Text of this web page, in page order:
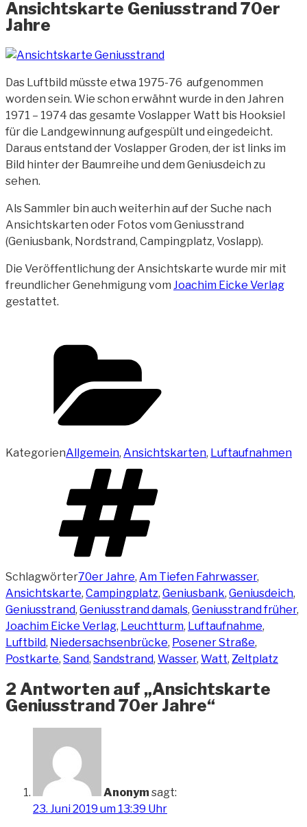
Ansichtskarte Geniusstrand 70er
Jahre
Das Luftbild müsste etwa 1975-76 aufgenommen
worden sein. Wie schon erwähnt wurde in den Jahren
1971 – 1974 das gesamte Voslapper Watt bis Hooksiel
für die Landgewinnung aufgespült und eingedeicht.
Daraus entstand der Voslapper Groden, der ist links im
Bild hinter der Baumreihe und dem Geniusdeich zu
sehen.
Als Sammler bin auch weiterhin auf der Suche nach
Ansichtskarten oder Fotos vom Geniusstrand
(Geniusbank, Nordstrand, Campingplatz, Voslapp).
Die Veröffentlichung der Ansichtskarte wurde mir mit
freundlicher Genehmigung vom Joachim Eicke Verlag
gestattet.
KategorienAllgemein, Ansichtskarten, Luftaufnahmen
Schlagwörter70er Jahre, Am Tiefen Fahrwasser,
Ansichtskarte, Campingplatz, Geniusbank, Geniusdeich,
Geniusstrand, Geniusstrand damals, Geniusstrand früher,
Joachim Eicke Verlag, Leuchtturm, Luftaufnahme,
Luftbild, Niedersachsenbrücke, Posener Straße,
Postkarte, Sand, Sandstrand, Wasser, Watt, Zeltplatz
2 Antworten auf „Ansichtskarte
Geniusstrand 70er Jahre“
Anonymsagt:
23. Juni 2019 um 13:39 Uhr